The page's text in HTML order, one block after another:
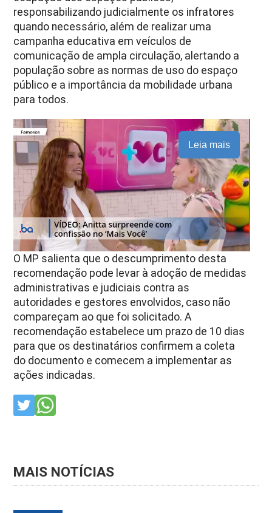
responsabilizando judicialmente os infratores
quando necessário, além de realizar uma
campanha educativa em veículos de
comunicação de ampla circulação, alertando a
população sobre as normas de uso do espaço
público e a importância da mobilidade urbana
para todos.
Leia mais
O MP salienta que o descumprimento desta
recomendação pode levar à adoção de medidas
administrativas e judiciais contra as
autoridades e gestores envolvidos, caso não
compareçam ao que foi solicitado. A
recomendação estabelece um prazo de 10 dias
para que os destinatários confirmem a coleta
do documento e comecem a implementar as
ações indicadas.
MAIS NOTÍCIAS